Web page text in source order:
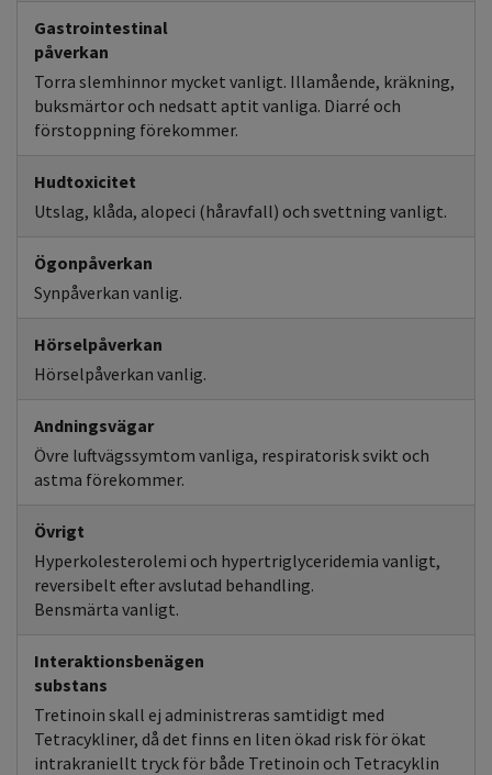
Gastrointestinal
påverkan
Torra slemhinnor mycket vanligt. Illamående, kräkning,
buksmärtor och nedsatt aptit vanliga. Diarré och
förstoppning förekommer.
Hudtoxicitet
Utslag, klåda, alopeci (håravfall) och svettning vanligt.
Ögonpåverkan
Synpåverkan vanlig.
Hörselpåverkan
Hörselpåverkan vanlig.
Andningsvägar
Övre luftvägssymtom vanliga, respiratorisk svikt och
astma förekommer.
Övrigt
Hyperkolesterolemi och hypertriglyceridemia vanligt,
reversibelt efter avslutad behandling.
Bensmärta vanligt.
Interaktionsbenägen
substans
Tretinoin skall ej administreras samtidigt med
Tetracykliner, då det finns en liten ökad risk för ökat
intrakraniellt tryck för både Tretinoin och Tetracyklin